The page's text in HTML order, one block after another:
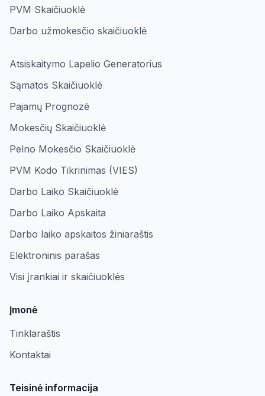
PVM Skaičiuoklė
Darbo užmokesčio skaičiuoklė
Atsiskaitymo Lapelio Generatorius
Sąmatos Skaičiuoklė
Pajamų Prognozė
Mokesčių Skaičiuoklė
Pelno Mokesčio Skaičiuoklė
PVM Kodo Tikrinimas (VIES)
Darbo Laiko Skaičiuoklė
Darbo Laiko Apskaita
Darbo laiko apskaitos žiniaraštis
Elektroninis parašas
Visi įrankiai ir skaičiuoklės
Įmonė
Tinklaraštis
Kontaktai
Teisinė informacija